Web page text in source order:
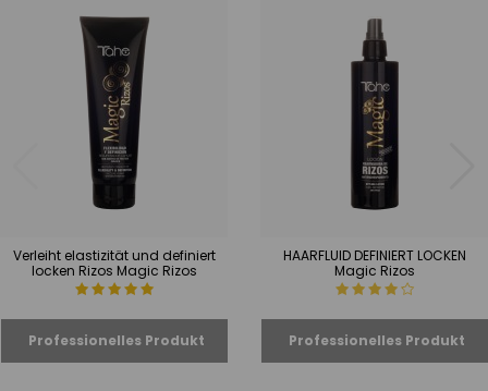
Verleiht elastizität und definiert
locken Rizos Magic Rizos
HAARFLUID DEFINIERT LOCKEN
Magic Rizos